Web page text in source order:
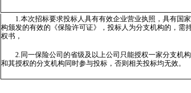
1.本次招标要求投标人具有有效企业营业执照，具有国
构颁发的有效的《保险许可证》，投标人为分支机构的，需
权书，
2. 同一保险公司的省级及以上公司只能授权一家分支机
和其授权的分支机构同时参与投标，否则相关投标均无效。